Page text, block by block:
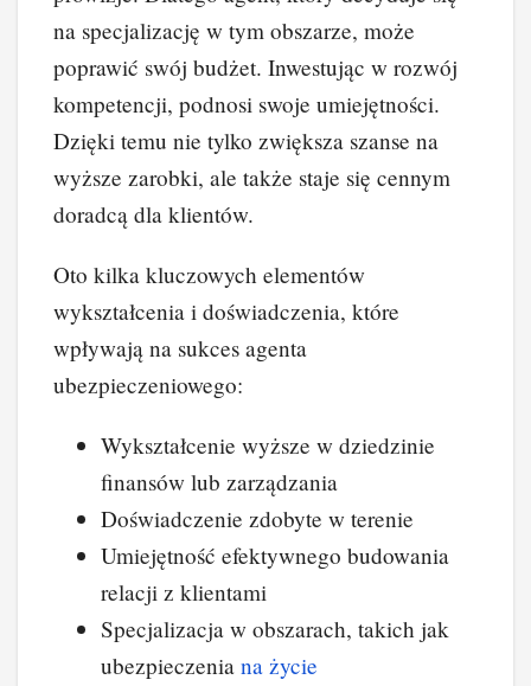
na specjalizację w tym obszarze, może
poprawić swój budżet. Inwestując w rozwój
kompetencji, podnosi swoje umiejętności.
Dzięki temu nie tylko zwiększa szanse na
wyższe zarobki, ale także staje się cennym
doradcą dla klientów.
Oto kilka kluczowych elementów
wykształcenia i doświadczenia, które
wpływają na sukces agenta
ubezpieczeniowego:
Wykształcenie wyższe w dziedzinie
finansów lub zarządzania
Doświadczenie zdobyte w terenie
Umiejętność efektywnego budowania
relacji z klientami
Specjalizacja w obszarach, takich jak
ubezpieczenia na życie